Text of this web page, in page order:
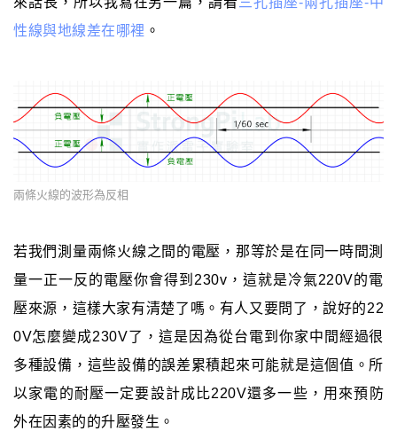
性線與地線差在哪裡 。
兩條火線的波形為反相
若我們測量兩條火線之間的電壓，那等於是在同一時間測
量一正一反的電壓你會得到230v，這就是冷氣220V的電
壓來源，這樣大家有清楚了嗎。有人又要問了，說好的22
0V怎麼變成230V了，這是因為從台電到你家中間經過很
多種設備，這些設備的誤差累積起來可能就是這個值。所
以家電的耐壓一定要設計成比220V還多一些，用來預防
外在因素的的升壓發生。